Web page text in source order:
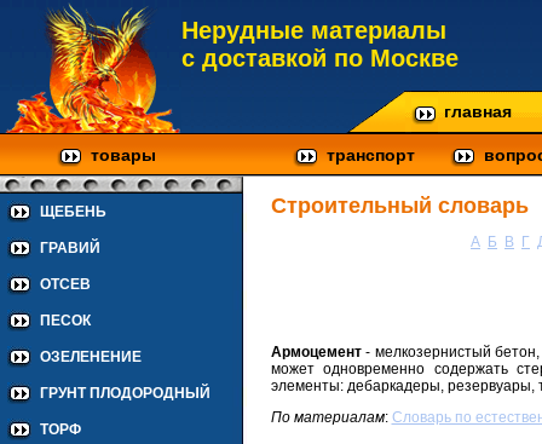
Нерудные материалы
с доставкой по Москве
главная
товары транспорт
ЩЕБЕНЬ
ГРАВИЙ
ОТСЕВ
ПЕСОК
ОЗЕЛЕНЕНИЕ
ГРУНТ ПЛОДОРОДНЫЙ
ТОРФ
Строительный словарь
А Б В Г
Армоцемент- мелкозернистый
может одновременно содержать
элементы: дебаркадеры, резервуары,
По материалам: Cловарь по